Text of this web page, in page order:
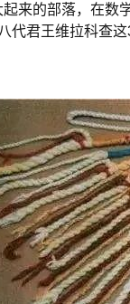
来的部落，在数
代君王维拉科查